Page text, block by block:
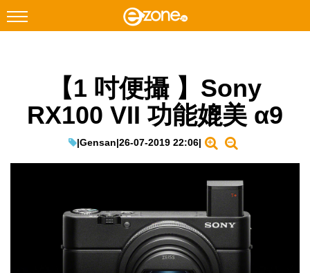
Instagram
科技焦點
遊戲動漫
【1 吋便攝 】Sony
RX100 VII 功能媲美 α9
|Gensan|26-07-2019 22:06|